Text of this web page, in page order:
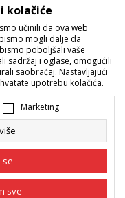
proizvoda, prikazu slika i
deo naše ponude i ne
Raspoloživost robe
na 011 422 1422.
kolačiće
učinili da ova web
mogli dalje da
poboljšali vaše
sadržaj i oglase, omogućili
saobraćaj. Nastavljajući
upotrebu kolačića.
Marketing
se
sve